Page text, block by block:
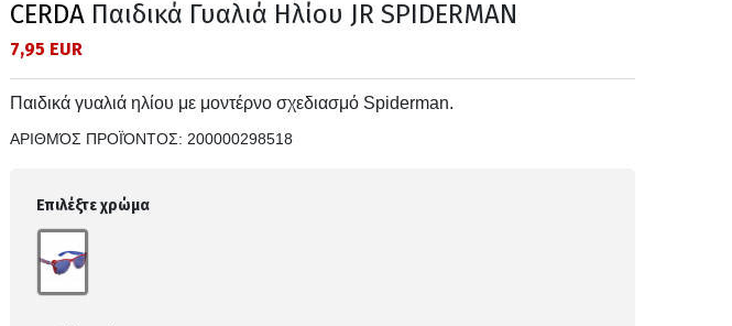
CERDA Παιδικά Γυαλιά Ηλίου JR SPIDERMAN
7,95 EUR
Παιδικά γυαλιά ηλίου με μοντέρνο σχεδιασμό Spiderman.
ΑΡΙΘΜΌΣ ΠΡΟΪΌΝΤΟΣ: 200000298518
Επιλέξτε χρώμα